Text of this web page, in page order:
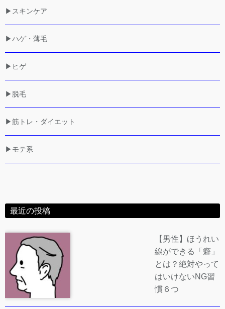
▶スキンケア
▶ハゲ・薄毛
▶ヒゲ
▶脱毛
▶筋トレ・ダイエット
▶モテ系
最近の投稿
【男性】ほうれい
線ができる「癖」
とは？絶対やって
はいけないNG習
慣６つ